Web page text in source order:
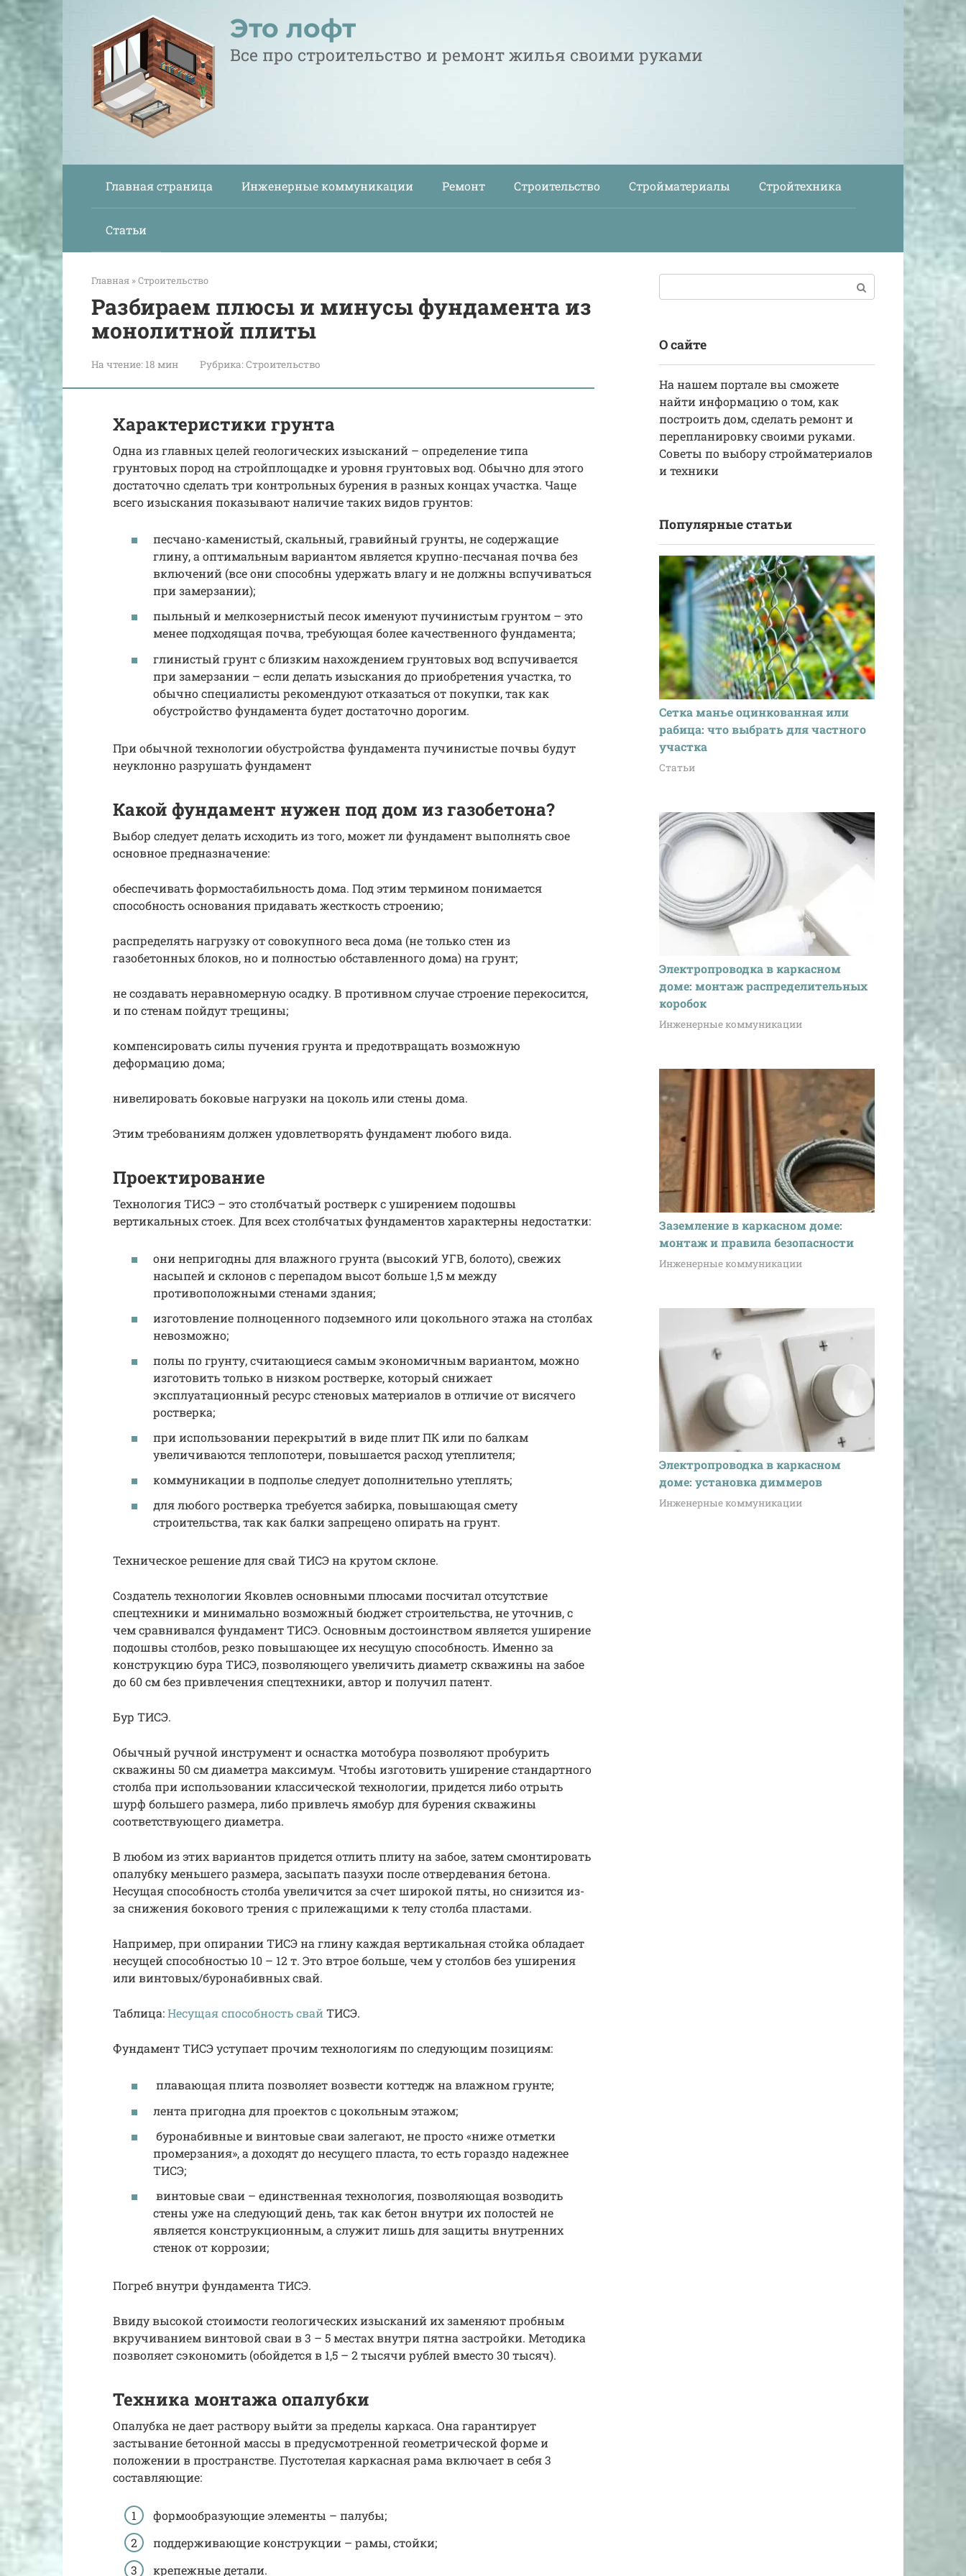
к
контенту
Это лофт
Все про строительство и ремонт жилья своими руками
Главная страница Инженерные коммуникации Ремонт Строительство Стройматериалы Стройтехника
Статьи
Главная »Строительство
Разбираем плюсы и минусы фундамента из
монолитной плиты
На чтение: 18 мин Рубрика:Строительство
Характеристики грунта
Одна из главных целей геологических изысканий – определение типа
грунтовых пород на стройплощадке и уровня грунтовых вод. Обычно для этого
достаточно сделать три контрольных бурения в разных концах участка. Чаще
всего изыскания показывают наличие таких видов грунтов:
песчано-каменистый, скальный, гравийный грунты, не содержащие
глину, а оптимальным вариантом является крупно-песчаная почва без
включений (все они способны удержать влагу и не должны вспучиваться
при замерзании);
пыльный и мелкозернистый песок именуют пучинистым грунтом – это
менее подходящая почва, требующая более качественного фундамента;
глинистый грунт с близким нахождением грунтовых вод вспучивается
при замерзании – если делать изыскания до приобретения участка, то
обычно специалисты рекомендуют отказаться от покупки, так как
обустройство фундамента будет достаточно дорогим.
При обычной технологии обустройства фундамента пучинистые почвы будут
неуклонно разрушать фундамент
Какой фундамент нужен под дом из газобетона?
Выбор следует делать исходить из того, может ли фундамент выполнять свое
основное предназначение:
обеспечивать формостабильность дома. Под этим термином понимается
способность основания придавать жесткость строению;
распределять нагрузку от совокупного веса дома (не только стен из
газобетонных блоков, но и полностью обставленного дома) на грунт;
не создавать неравномерную осадку. В противном случае строение перекосится,
и по стенам пойдут трещины;
компенсировать силы пучения грунта и предотвращать возможную
деформацию дома;
нивелировать боковые нагрузки на цоколь или стены дома.
Этим требованиям должен удовлетворять фундамент любого вида.
Проектирование
Технология ТИСЭ – это столбчатый ростверк с уширением подошвы
вертикальных стоек. Для всех столбчатых фундаментов характерны недостатки:
они непригодны для влажного грунта (высокий УГВ, болото), свежих
насыпей и склонов с перепадом высот больше 1,5 м между
противоположными стенами здания;
изготовление полноценного подземного или цокольного этажа на столбах
невозможно;
полы по грунту, считающиеся самым экономичным вариантом, можно
изготовить только в низком ростверке, который снижает
эксплуатационный ресурс стеновых материалов в отличие от висячего
ростверка;
при использовании перекрытий в виде плит ПК или по балкам
увеличиваются теплопотери, повышается расход утеплителя;
коммуникации в подполье следует дополнительно утеплять;
для любого ростверка требуется забирка, повышающая смету
строительства, так как балки запрещено опирать на грунт.
Техническое решение для свай ТИСЭ на крутом склоне.
Создатель технологии Яковлев основными плюсами посчитал отсутствие
спецтехники и минимально возможный бюджет строительства, не уточнив, с
чем сравнивался фундамент ТИСЭ. Основным достоинством является уширение
подошвы столбов, резко повышающее их несущую способность. Именно за
конструкцию бура ТИСЭ, позволяющего увеличить диаметр скважины на забое
до 60 см без привлечения спецтехники, автор и получил патент.
Бур ТИСЭ.
Обычный ручной инструмент и оснастка мотобура позволяют пробурить
скважины 50 см диаметра максимум. Чтобы изготовить уширение стандартного
столба при использовании классической технологии, придется либо отрыть
шурф большего размера, либо привлечь ямобур для бурения скважины
соответствующего диаметра.
В любом из этих вариантов придется отлить плиту на забое, затем смонтировать
опалубку меньшего размера, засыпать пазухи после отвердевания бетона.
Несущая способность столба увеличится за счет широкой пяты, но снизится из-
за снижения бокового трения с прилежащими к телу столба пластами.
Например, при опирании ТИСЭ на глину каждая вертикальная стойка обладает
несущей способностью 10 – 12 т. Это втрое больше, чем у столбов без уширения
или винтовых/буронабивных свай.
Таблица:Несущая способность свайТИСЭ.
Фундамент ТИСЭ уступает прочим технологиям по следующим позициям:
плавающая плита позволяет возвести коттедж на влажном грунте;
лента пригодна для проектов с цокольным этажом;
буронабивные и винтовые сваи залегают, не просто «ниже отметки
промерзания», а доходят до несущего пласта, то есть гораздо надежнее
ТИСЭ;
винтовые сваи – единственная технология, позволяющая возводить
стены уже на следующий день, так как бетон внутри их полостей не
является конструкционным, а служит лишь для защиты внутренних
стенок от коррозии;
Погреб внутри фундамента ТИСЭ.
Ввиду высокой стоимости геологических изысканий их заменяют пробным
вкручиванием винтовой сваи в 3 – 5 местах внутри пятна застройки. Методика
позволяет сэкономить (обойдется в 1,5 – 2 тысячи рублей вместо 30 тысяч).
Техника монтажа опалубки
Опалубка не дает раствору выйти за пределы каркаса. Она гарантирует
застывание бетонной массы в предусмотренной геометрической форме и
положении в пространстве. Пустотелая каркасная рама включает в себя 3
составляющие:
формообразующие элементы – палубы;
поддерживающие конструкции – рамы, стойки;
крепежные детали.
О сайте
На нашем портале вы сможете
найти информацию о том, как
построить дом, сделать ремонт и
перепланировку своими руками.
Советы по выбору стройматериалов
и техники
Популярные статьи
Сетка манье оцинкованная или
рабица: что выбрать для частного
участка
Статьи
Электропроводка в каркасном
доме: монтаж распределительных
коробок
Инженерные коммуникации
Заземление в каркасном доме:
монтаж и правила безопасности
Инженерные коммуникации
Электропроводка в каркасном
доме: установка диммеров
Инженерные коммуникации